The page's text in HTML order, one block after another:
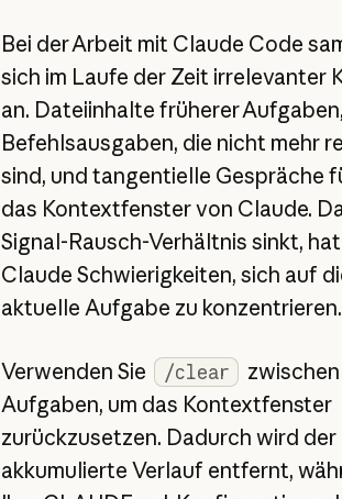
Bei der Arbeit mit Claude Code
sich im Laufe der Zeit irrelevanter
an. Dateiinhalte früherer
Befehlsausgaben, die nicht mehr
sind, und tangentielle Gespräche
das Kontextfenster von Claude.
Signal-Rausch-Verhältnis sinkt, hat
Claude Schwierigkeiten, sich auf
aktuelle Aufgabe zu konzentrieren.
Verwenden Sie /clear
Aufgaben, um das Kontextfenster
zurückzusetzen. Dadurch wird der
akkumulierte Verlauf entfernt,